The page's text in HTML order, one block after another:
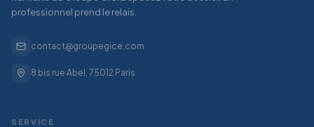
professionnel prend le relais.
contact@groupegice.com
8 bis rue Abel, 75012 Paris
SERVICE